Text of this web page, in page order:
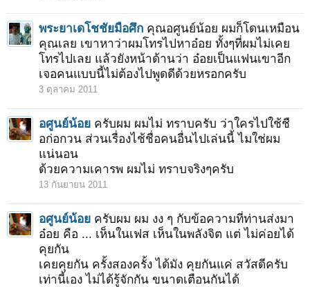
พระยาเดโชชัยมือศึก คุณอศูนย์น้อย ผมก็โดนเหมือน
คุณเลย เขาหาว่าผมโทรไปหาอ๋อย ทั้งๆที่ผมไม่เคย
โทรไปเลย แล้วยังหน้าด้านว่า อ๋อยเป็นแฟนเขาอีก
เจอคนแบบนี้ไม่ต้องไปพูดดีด้วยหรอกครับ
3 ตุลาคม 2011
อศูนย์น้อย ครับผม ผมไม่ ทราบครับ ว่าใครไปใช้ชื
อก่อกวน ส่วนเรื่องไช้ชื่อคนอื่นไปเล่นนี้่ ไมใช่ผม
แน่นอน
ด้วยความเคารพ ผมไม่ ทราบจริงๆครับ
13 กันยายน 2011
อศูนย์น้อย ครับผม ผม งง ๆ กับข้อความที่ท่านส่งมา
อ๋อย คือ ... เห็นในเฟส เห็นในพลังจิต แต่ ไม่ค่อยได้
คุยกัน
เคยคุยกัน ครั้งสองครั้ง ได้มัง คุยกันแค่ สวัสดีครับ
เท่านี้เอง ไม่ได้รู้จักกัน ขนาดเตือนกันได้